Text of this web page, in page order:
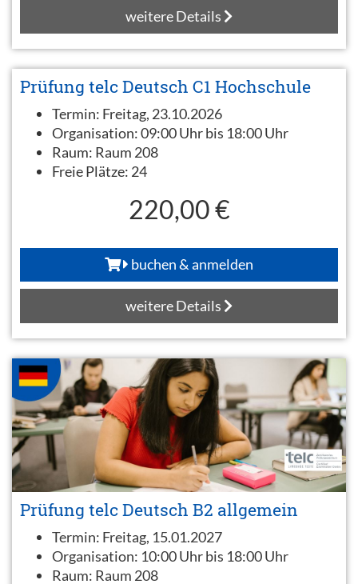
weitere Details
Prüfung telc Deutsch C1 Hochschule
Termin: Freitag, 23.10.2026
Organisation:09:00 Uhr bis 18:00 Uhr
Raum: Raum 208
Freie Plätze: 24
220,00 €
buchen & anmelden
weitere Details
Prüfung telc Deutsch B2 allgemein
Termin: Freitag, 15.01.2027
Organisation: 10:00 Uhr bis 18:00 Uhr
Raum: Raum 208